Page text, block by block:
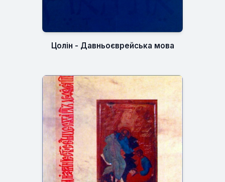
Цолін - Давньоєврейська мова